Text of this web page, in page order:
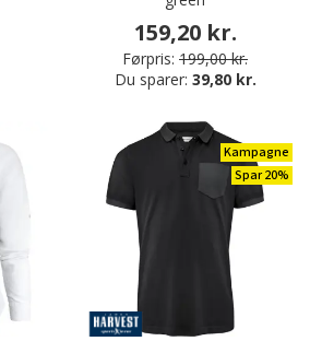
159,20 kr.
Førpris: 199,00 kr.
Du sparer: 39,80 kr.
Kampagne
Spar 20%